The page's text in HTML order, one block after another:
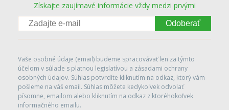
Získajte zaujímavé informácie vždy medzi prvými
Odoberať
Vaše osobné údaje (email) budeme spracovávať len za týmto
účelom v súlade s platnou legislatívou a zásadami ochrany
osobných údajov. Súhlas potvrdíte kliknutím na odkaz, ktorý vám
pošleme na váš email. Súhlas môžete kedykoľvek odvolať
písomne, emailom alebo kliknutím na odkaz z ktoréhokoľvek
informačného emailu.